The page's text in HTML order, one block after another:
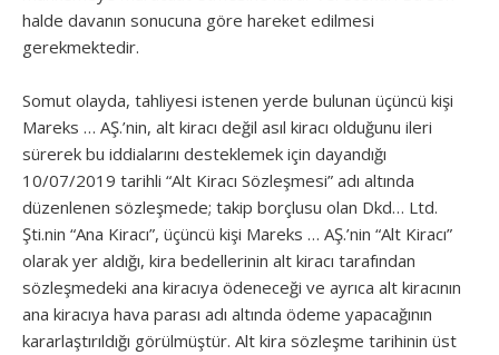
halde davanın sonucuna göre hareket edilmesi
gerekmektedir.
Somut olayda, tahliyesi istenen yerde bulunan üçüncü kişi
Mareks … AŞ.’nin, alt kiracı değil asıl kiracı olduğunu ileri
sürerek bu iddialarını desteklemek için dayandığı
10/07/2019 tarihli “Alt Kiracı Sözleşmesi” adı altında
düzenlenen sözleşmede; takip borçlusu olan Dkd… Ltd.
Şti.nin “Ana Kiracı”, üçüncü kişi Mareks … AŞ.’nin “Alt Kiracı”
olarak yer aldığı, kira bedellerinin alt kiracı tarafından
sözleşmedeki ana kiracıya ödeneceği ve ayrıca alt kiracının
ana kiracıya hava parası adı altında ödeme yapacağının
kararlaştırıldığı görülmüştür. Alt kira sözleşme tarihinin üst